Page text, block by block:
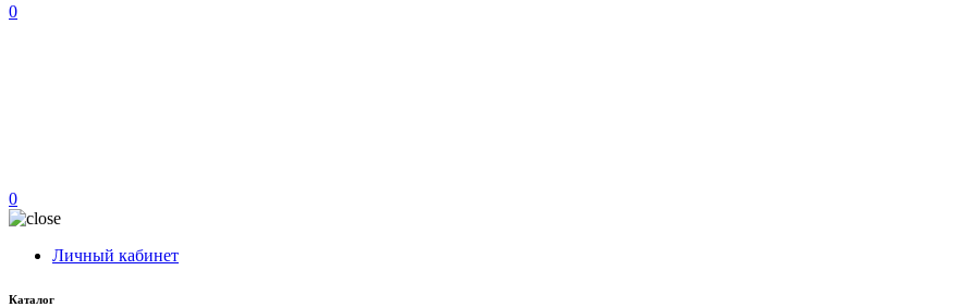
0
0
Личный кабинет
Каталог